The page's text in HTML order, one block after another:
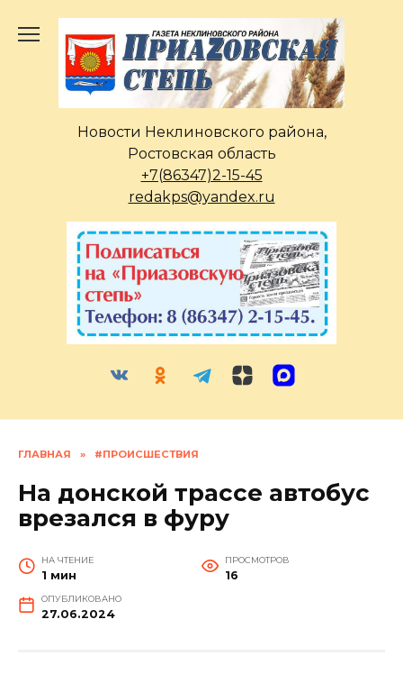
содержанию
Новости Неклиновского района,
Ростовская область
+7(86347)2-15-45
redakps@yandex.ru
ГЛАВНАЯ » #ПРОИСШЕСТВИЯ
На донской трассе автобус
врезался в фуру
НА ЧТЕНИЕ
1 мин
ПРОСМОТРОВ
16
ОПУБЛИКОВАНО
27.06.2024